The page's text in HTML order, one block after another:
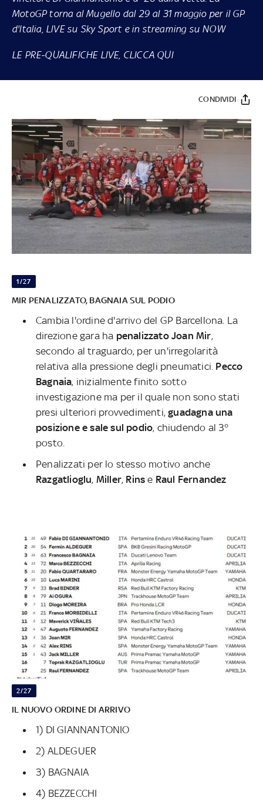
MotoGP torna al Mugello dal 29 al 31 maggio per il GP
d'Italia, LIVE su SkySport e in streaming su NOW
LE PRE-QUALIFICHE LIVE, CLICCA QUI
CONDIVIDI
1/27
MIR PENALIZZATO, BAGNAIA SUL PODIO
Cambia l'ordine d'arrivo del GP Barcellona. La
direzione gara ha penalizzato Joan Mir,
secondo al traguardo, per un'irregolarità
relativa alla pressione degli pneumatici. Pecco
Bagnaia, inizialmente finito sotto
investigazione ma per il quale non sono stati
presi ulteriori provvedimenti,guadagna una
posizione e sale sul podio, chiudendo al 3°
posto.
Penalizzati per lo stesso motivo anche
Razgatlioglu, Miller, Rinse Raul Fernandez
2/27
IL NUOVO ORDINE DI ARRIVO
1) DI GIANNANTONIO
2) ALDEGUER
3) BAGNAIA
4) BEZZECCHI